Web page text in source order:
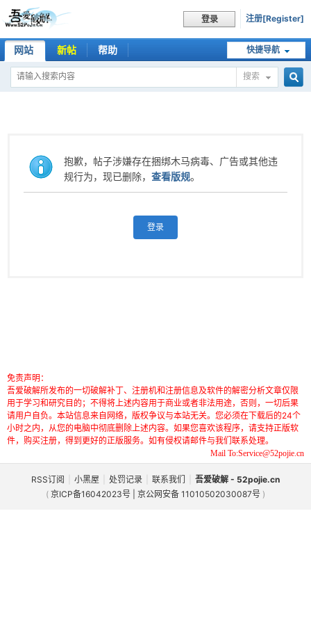
登录 注册[Register]
快捷导航
网站 新帖 帮助
搜索
抱歉，帖子涉嫌存在捆绑木马病毒、广告或其他违
规行为，现已删除，查看版规。
登录
免责声明：
吾爱破解所发布的一切破解补丁、注册机和注册信息及软件的解密分析文章仅限
用于学习和研究目的；不得将上述内容用于商业或者非法用途，否则，一切后果
请用户自负。本站信息来自网络，版权争议与本站无关。您必须在下载后的24个
小时之内，从您的电脑中彻底删除上述内容。如果您喜欢该程序，请支持正版软
件，购买注册，得到更好的正版服务。如有侵权请邮件与我们联系处理。
Mail To:Service@52pojie.cn
RSS订阅 小黑屋 处罚记录 联系我们
吾爱破解 - 52pojie.cn
( 京ICP备16042023号 | 京公网安备 11010502030087号 )